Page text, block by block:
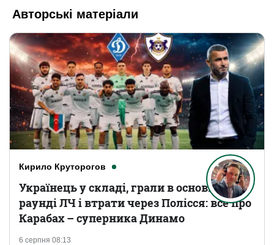
Авторські матеріали
Кирило Круторогов
6 серпня 08:13
Українець у складі, грали в основному
раунді ЛЧ і втрати через Полісся: все про
Карабах – суперника Динамо